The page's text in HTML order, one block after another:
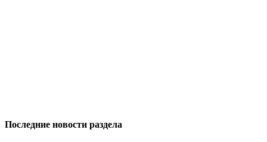
Последние новости раздела